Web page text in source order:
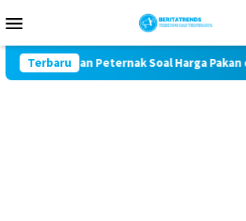
ke
Mobile
TerbaruPeternak Soal Harga Pakan dan Telur